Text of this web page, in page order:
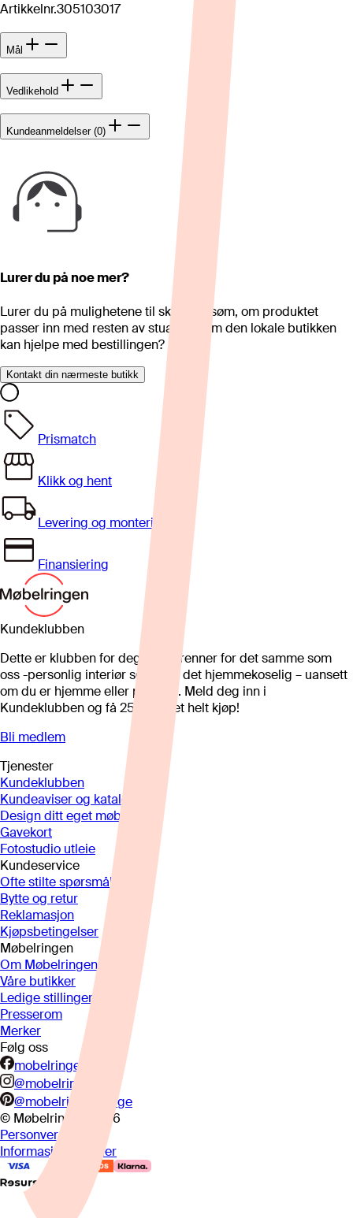
Artikkelnr.305103017
Mål
Vedlikehold
Kundeanmeldelser (0)
Lurer du på noe mer?
Lurer du på mulighetene til skreddersøm, om produktet
passer inn med resten av stua eller om den lokale butikken
kan hjelpe med bestillingen?
Kontakt din nærmeste butikk
Prismatch
Klikk og hent
Levering og montering
Finansiering
Kundeklubben
Dette er klubben for deg som brenner for det samme som
oss -personlig interiør som gjør det hjemmekoselig – uansett
om du er hjemme eller på hytta. Meld deg inn i
Kundeklubben og få 25%* på et helt kjøp!
Bli medlem
Tjenester
Kundeklubben
Kundeaviser og kataloger
Design ditt eget møbel
Gavekort
Fotostudio utleie
Kundeservice
Ofte stilte spørsmål
Bytte og retur
Reklamasjon
Kjøpsbetingelser
Møbelringen
Om Møbelringen
Våre butikker
Ledige stillinger
Presserom
Merker
Følg oss
mobelringen.no
@mobelringen
@mobelringennorge
© Møbelringen
2026
Personvern
Informasjonskapsler